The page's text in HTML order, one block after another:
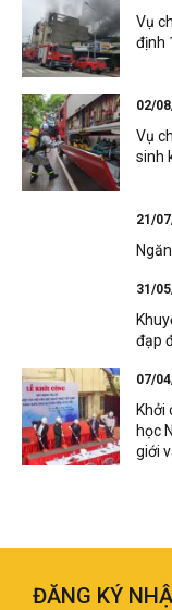
Vụ
định
02/
Vụ
sinh
21/
31/
đạp
07/
Khởi
học
giới
ĐĂNG KÝ